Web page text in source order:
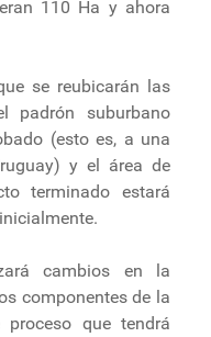
110 Ha y ahora
se reubicarán las
padrón suburbano
(esto es, a una
y el área de
terminado estará
cambios en la
componentes de la
que tendrá